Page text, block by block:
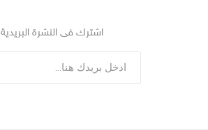
اشترك فى النشرة البريدية